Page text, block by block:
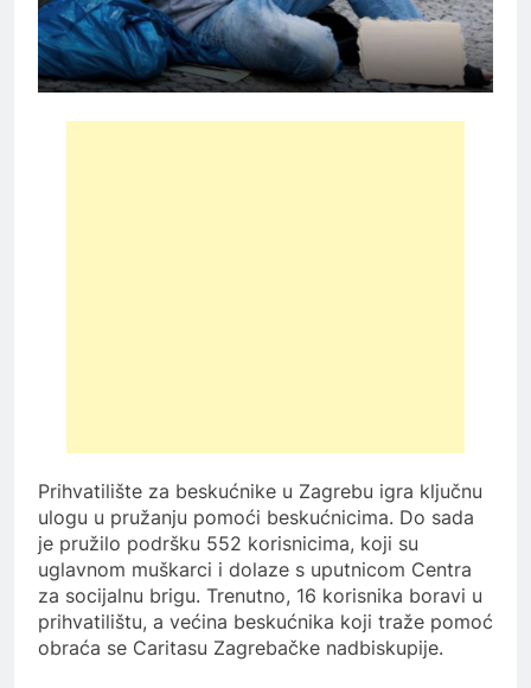
Prihvatilište za beskućnike u Zagrebu igra ključnu
ulogu u pružanju pomoći beskućnicima. Do sada
je pružilo podršku 552 korisnicima, koji su
uglavnom muškarci i dolaze s uputnicom Centra
za socijalnu brigu. Trenutno, 16 korisnika boravi u
prihvatilištu, a većina beskućnika koji traže pomoć
obraća se Caritasu Zagrebačke nadbiskupije.